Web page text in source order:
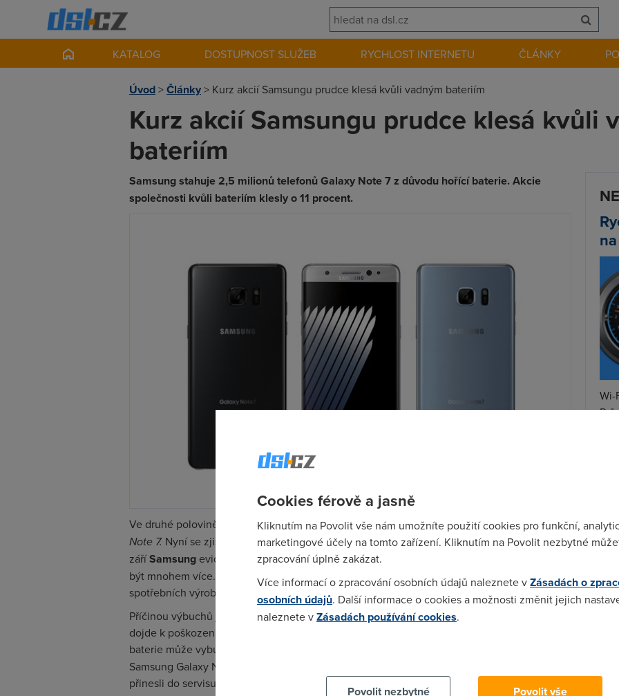
KATALOG DOSTUPNOST SLUŽEB RYCHLOST INTERNETU ČLÁNKY
Úvod>Články> Kurz akcií Samsungu prudce klesá kvůli vadným bateriím
Kurz akcií Samsungu prudce klesá kvůli
bateriím
Samsung stahuje 2,5 milionů telefonů Galaxy Note 7 z důvodu hořící baterie. Akcie
společnosti kvůli bateriím klesly o 11 procent.
Ve druhé polovině srpna společnost Samsung Electronicspředstavila nový modelGalaxy
Note 7. Nyní se zjistilo, že v zařízeních jsou vadné baterie, které způsobují požár. K prvnímu
záříSamsung evidoval 35 případů, kdy došlo u uživatelů k výbuchu baterie, ale může jich
být mnohem více. Před používáním modelu již varovala i Komise pro bezpečnost
spotřebních výrobků.
Příčinou výbuchů je údajně separátor, který složí k oddělení anody a katody. V případě, že
dojde k poškození separátoru, například vlivem zvýšené teploty při nabíjení, nastane zkrat a
baterie může vybuchnout. Společnost stáhla z trhu více než
Samsung Galaxy Note 7 a doporučila zákazníkům, kteří telefony vlastní, aby je vypnuli a
přinesli do servisu.
Wi-
Cookies férově a jasně
Kliknutím na Povolit vše nám umožníte použití cookies pro funkční,
marketingové účely na tomto zařízení. Kliknutím na Povolit nezbytné
zpracování úplně zakázat.
Více informací o zpracování osobních údajů naleznete vZásadách o
osobních údajů. Další informace o cookies a možnosti změnit jejich
naleznete vZásadách používání cookies.
Povolit nezbytné
Povolit vše